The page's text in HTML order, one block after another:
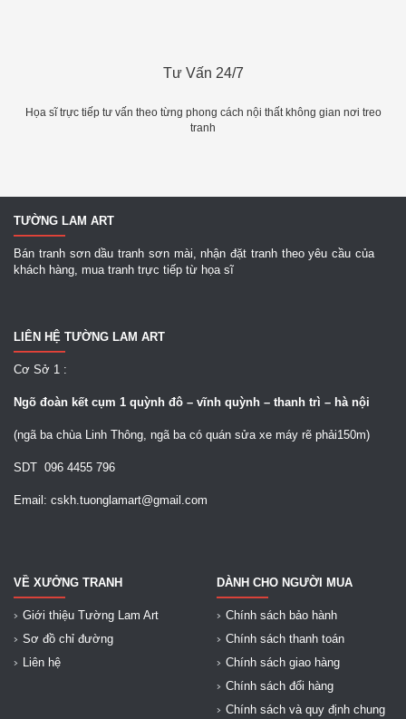
Tư Vấn 24/7
Họa sĩ trực tiếp tư vấn theo từng phong cách nội thất không gian nơi treo
tranh
TƯỜNG LAM ART
Bán tranh sơn dầu tranh sơn mài, nhận đặt tranh theo yêu cầu của
khách hàng, mua tranh trực tiếp từ họa sĩ
LIÊN HỆ TƯỜNG LAM ART
Cơ Sở 1 :
Ngõ đoàn kết cụm 1 quỳnh đô – vĩnh quỳnh – thanh trì – hà nội
(ngã ba chùa Linh Thông, ngã ba có quán sửa xe máy rẽ phải150m)
SDT 096 4455 796
Email: cskh.tuonglamart@gmail.com
VỀ XƯỞNG TRANH
Giới thiệu Tường Lam Art
Sơ đồ chỉ đường
Liên hệ
DÀNH CHO NGƯỜI MUA
Chính sách bảo hành
Chính sách thanh toán
Chính sách giao hàng
Chính sách đổi hàng
Chính sách và quy định chung